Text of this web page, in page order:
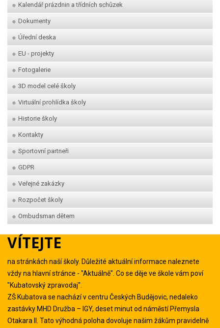
Kalendář prázdnin a třídních schůzek
Dokumenty
Úřední deska
EU - projekty
Fotogalerie
3D model celé školy
Virtuální prohlídka školy
Historie školy
Kontakty
Sportovní partneři
GDPR
Veřejné zakázky
Rozpočet školy
Ombudsman dětem
VÍTEJTE
na stránkách naší školy. Důležité aktuální informace naleznete
vždy na hlavní stránce - "Aktuálně". Co se děje ve škole vám poví
"Kubatovský zpravodaj".
ZŠ Kubatova se nachází v centru Českých Budějovic, nedaleko
zastávky MHD Družba – IGY, deset minut od náměstí Přemysla
Otakara II. Tato výhodná poloha dovoluje našim žákům pravidelně